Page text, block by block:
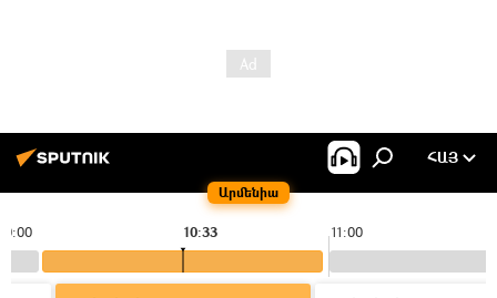
Արմենիա
ՀԱՅ
10:00 11:00
10:33